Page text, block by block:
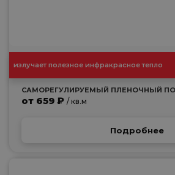
излучает полезное инфракрасное тепло
САМОРЕГУЛИРУЕМЫЙ ПЛЕНОЧНЫЙ
от 659 ₽ / кв.м
Подробнее